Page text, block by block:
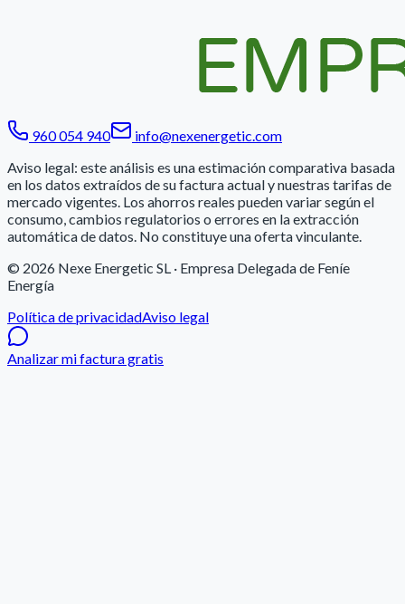
960 054 940
info@nexenergetic.com
Aviso legal: este análisis es una estimación comparativa basada
en los datos extraídos de su factura actual y nuestras tarifas de
mercado vigentes. Los ahorros reales pueden variar según el
consumo, cambios regulatorios o errores en la extracción
automática de datos. No constituye una oferta vinculante.
© 2026 Nexe Energetic SL · Empresa Delegada de Feníe
Energía
Política de privacidadAviso legal
Analizar mi factura gratis